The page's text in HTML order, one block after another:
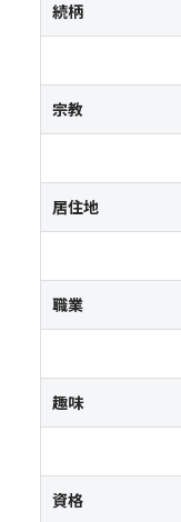
続柄
宗教
居住地
職業
趣味
資格